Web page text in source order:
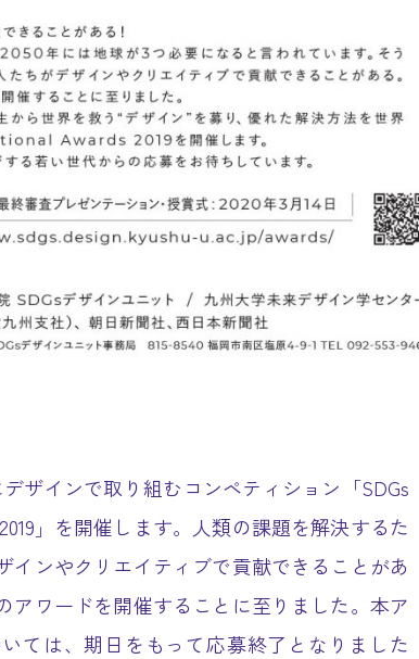
ザインで取り組むコンペティション「SDGs
」を開催します。人類の課題を解決するた
インやクリエイティブで貢献できることがあ
アワードを開催することに至りました。本ア
ては、期日をもって応募終了となりました